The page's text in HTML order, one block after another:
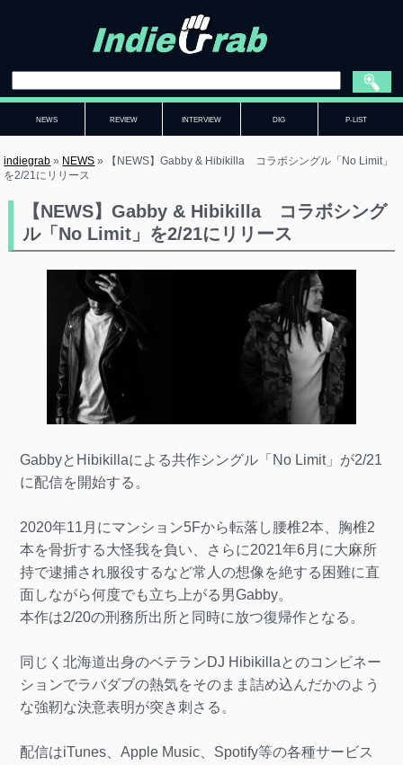
NEWS REVIEW INTERVIEW DIG P-LIST
indiegrab » NEWS »
【NEWS】Gabby & Hibikilla コラボシングル「No Limit」
を2/21にリリース
【NEWS】Gabby & Hibikilla コラボシング
ル「No Limit」を2/21にリリース
GabbyとHibikillaによる共作シングル「No Limit」が2/21
に配信を開始する。
2020年11月にマンション5Fから転落し腰椎2本、胸椎2
本を骨折する大怪我を負い、さらに2021年6月に大麻所
持で逮捕され服役するなど常人の想像を絶する困難に直
面しながら何度でも立ち上がる男Gabby。
本作は2/20の刑務所出所と同時に放つ復帰作となる。
同じく北海道出身のベテランDJ Hibikillaとのコンビネー
ションでラバダブの熱気をそのまま詰め込んだかのよう
な強靭な決意表明が突き刺さる。
配信はiTunes、Apple Music、Spotify等の各種サービス